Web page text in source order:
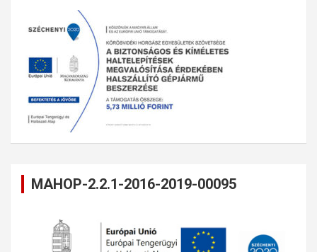
MAHOP-2.2.1-2016-2019-00095